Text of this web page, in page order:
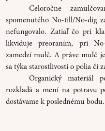
Celoročne
spomenutého No-till/No-dig
nefungovalo. Zatiaľ čo pri
likviduje preoraním, pri
zamedzí mulč. A práve mulč
sa týka starostlivosti o polia či
Organický materiál
rozkladá a mení na potravu
dostávame k poslednému bodu.